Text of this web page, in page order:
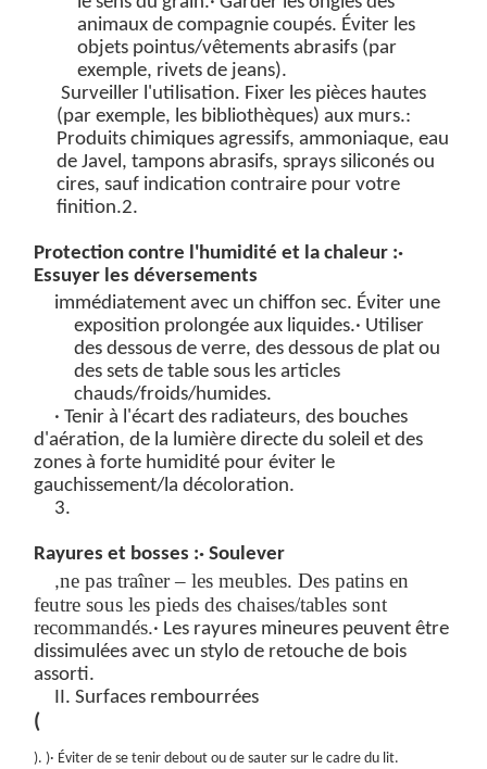
animaux de compagnie coupés. Éviter les
objets pointus/vêtements abrasifs (par
exemple, rivets de jeans).
Surveiller l'utilisation. Fixer les pièces hautes
(par exemple, les bibliothèques) aux murs.:
Produits chimiques agressifs, ammoniaque, eau
de Javel, tampons abrasifs, sprays siliconés ou
cires, sauf indication contraire pour votre
finition.2.
Protection contre l'humidité et la chaleur :·
Essuyer les déversements
immédiatementavec un chiffon sec. Éviter une
exposition prolongée aux liquides.· Utiliser
des dessous de verre, des dessous de plat ou
des sets de table sous les articles
chauds/froids/humides.
· Tenir à l'écart des radiateurs, des bouches
d'aération, de la lumière directe du soleil et des
zones à forte humidité pour éviter le
gauchissement/la décoloration.
3.
Rayures et bosses :· Soulever
,ne pas traîner – les meubles. Des patins en
feutre sous les pieds des chaises/tables sont
recommandés.· Les rayures mineures peuvent être
dissimulées avec un stylo de retouche de bois
assorti.
II. Surfaces rembourrées
(
). )· Éviter de se tenir debout ou de sauter sur le cadre du lit.